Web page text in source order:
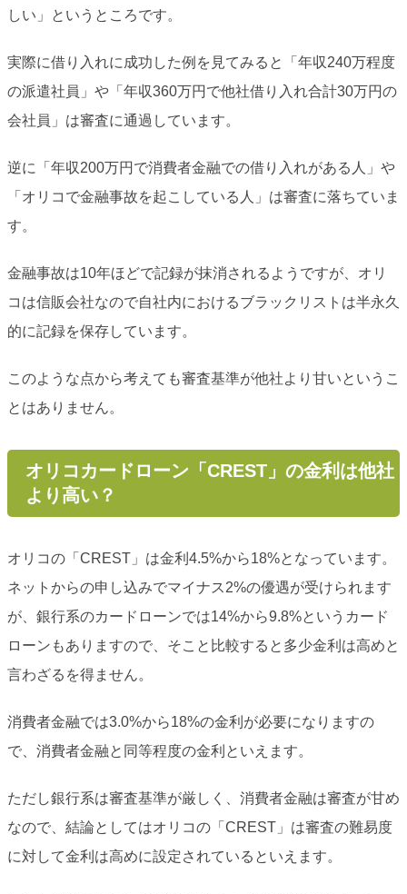
しい」というところです。
実際に借り入れに成功した例を見てみると「年収240万程度
の派遣社員」や「年収360万円で他社借り入れ合計30万円の
会社員」は審査に通過しています。
逆に「年収200万円で消費者金融での借り入れがある人」や
「オリコで金融事故を起こしている人」は審査に落ちていま
す。
金融事故は10年ほどで記録が抹消されるようですが、オリ
コは信販会社なので自社内におけるブラックリストは半永久
的に記録を保存しています。
このような点から考えても審査基準が他社より甘いというこ
とはありません。
オリコカードローン「CREST」の金利は他社
より高い？
オリコの「CREST」は金利4.5%から18%となっています。
ネットからの申し込みでマイナス2%の優遇が受けられます
が、銀行系のカードローンでは14%から9.8%というカード
ローンもありますので、そこと比較すると多少金利は高めと
言わざるを得ません。
消費者金融では3.0%から18%の金利が必要になりますの
で、消費者金融と同等程度の金利といえます。
ただし銀行系は審査基準が厳しく、消費者金融は審査が甘め
なので、結論としてはオリコの「CREST」は審査の難易度
に対して金利は高めに設定されているといえます。